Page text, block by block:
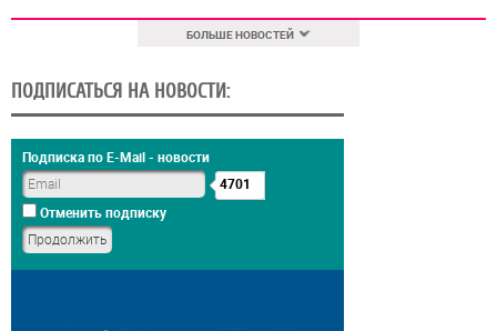
БОЛЬШЕ НОВОСТЕЙ
ПОДПИСАТЬСЯ НА НОВОСТИ:
Подписка по E-Mail - новости
4701
Отменить подписку